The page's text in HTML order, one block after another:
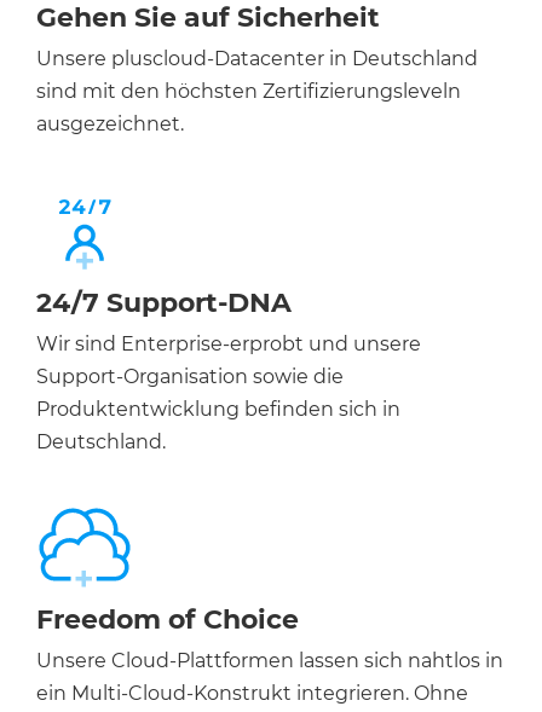
Gehen Sie auf Sicherheit
Unsere pluscloud-Datacenter in Deutschland
sind mit den höchsten Zertifizierungsleveln
ausgezeichnet.
24/7 Support-DNA
Wir sind Enterprise-erprobt und unsere
Support-Organisation sowie die
Produktentwicklung befinden sich in
Deutschland.
Freedom of Choice
Unsere Cloud-Plattformen lassen sich nahtlos in
ein Multi-Cloud-Konstrukt integrieren. Ohne